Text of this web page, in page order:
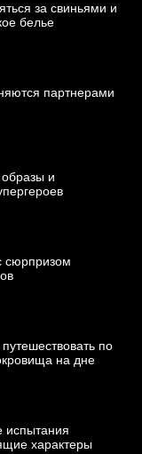
за свиньями и
белье
партнерами
и
сюрпризом
по
на дне
испытания
характеры